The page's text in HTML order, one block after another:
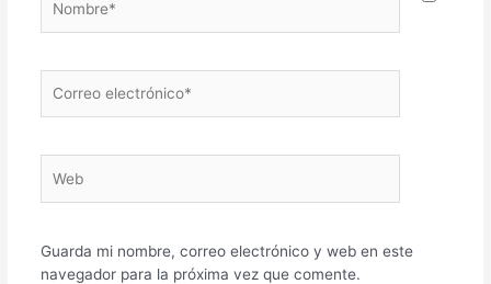
electrónico*
Guarda mi nombre, correo electrónico y web en este
navegador para la próxima vez que comente.